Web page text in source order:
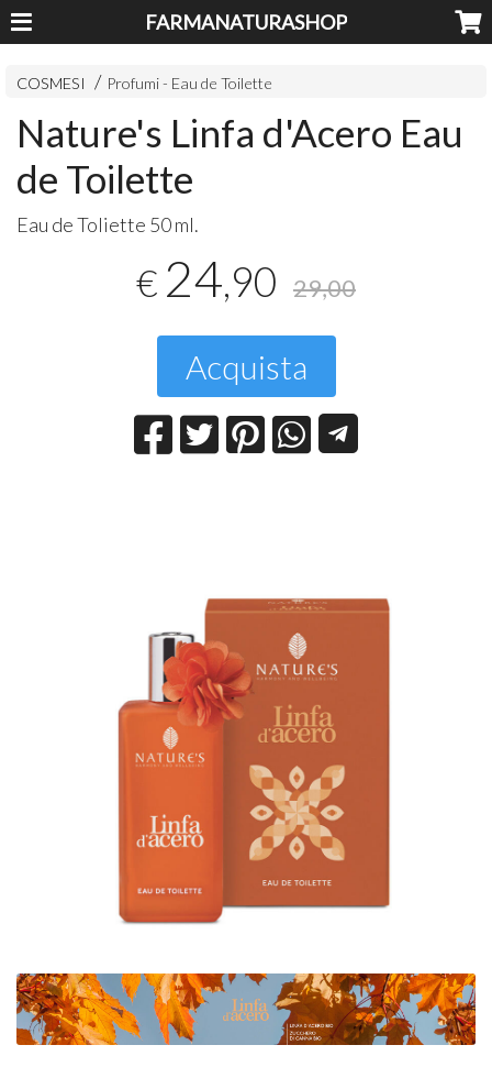
FARMANATURASHOP
COSMESI Profumi - Eau de Toilette
Nature's Linfa d'Acero Eau
de Toilette
Eau de Toliette 50 ml.
€ 24,90 29,00
Acquista